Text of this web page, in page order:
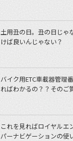
土用丑の日。丑の日じゃ
けば良いんじゃない？
バイク用ETC車載器管理
ればわかるの？？そのご
これを見ればロイヤルエ
パーナビゲーションの使